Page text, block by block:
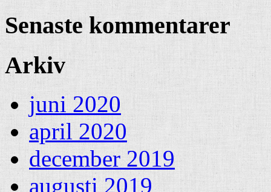
Senaste kommentarer
Arkiv
juni 2020
april 2020
december 2019
augusti 2019